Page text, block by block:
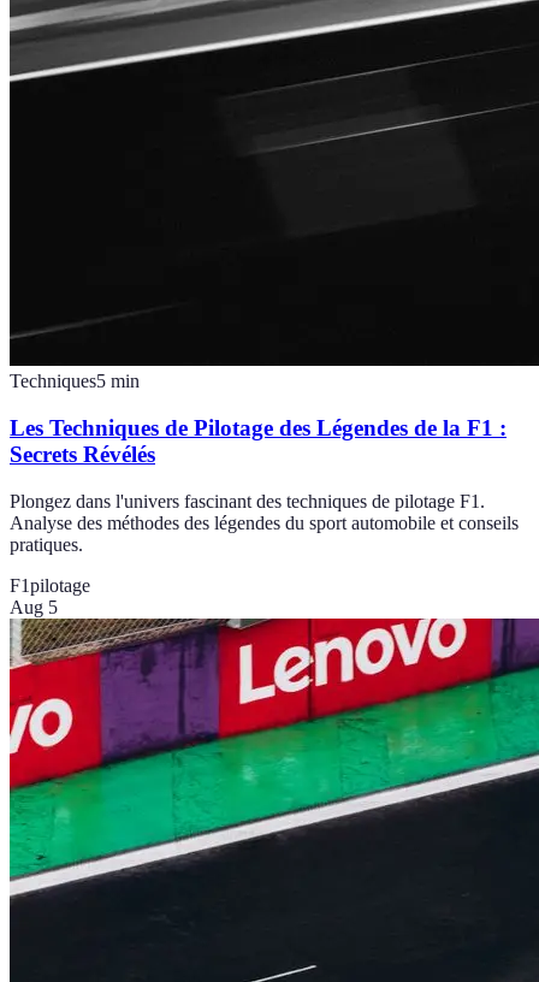
Techniques5 min
Les Techniques de Pilotage des Légendes de la F1 :
Secrets Révélés
Plongez dans l'univers fascinant des techniques de pilotage F1.
Analyse des méthodes des légendes du sport automobile et conseils
pratiques.
F1pilotage
Aug 5